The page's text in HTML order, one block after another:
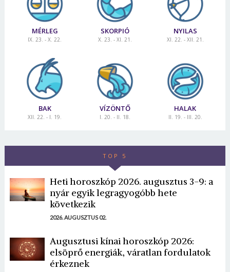
MÉRLEG
IX. 23. - X. 22.
SKORPIÓ
X. 23. - XI. 21.
NYILAS
XI. 22. - XII. 21.
BAK
XII. 22. - I. 19.
VÍZÖNTŐ
I. 20. - II. 18.
HALAK
II. 19. - III. 20.
TOP 5
Heti horoszkóp 2026. augusztus 3-9: a
nyár egyik legragyogóbb hete
következik
2026. AUGUSZTUS 02.
Augusztusi kínai horoszkóp 2026:
elsöprő energiák, váratlan fordulatok
érkeznek